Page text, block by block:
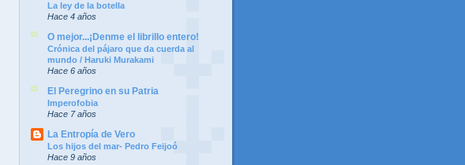
La ley de la botella
Hace 4 años
O mejor...¡Denme el librillo entero!
Crónica del pájaro que da cuerda al
mundo / Haruki Murakami
Hace 6 años
El Peregrino en su Patria
Imperofobia
Hace 7 años
La Entropía de Vero
Los hijos del mar- Pedro Feijoó
Hace 9 años